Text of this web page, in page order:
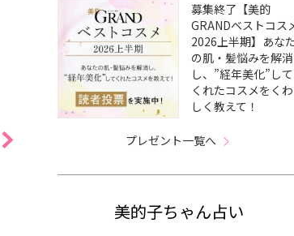
【ハウス オブ ローゼ×ク
リスマスコフレ2026】発
売日＆予約日は？｜今年
もムーミンコラボが実
ケアアイテムはギフトに
【ミラノコレクション×
クリスマスコフレ2026】
「フェースアップパウダ
ー２０２７」はスワロフ
らめく特別デザイン！ド
時発売
募集終了【美的
GRANDベストコス
2026上半期】あな
の肌・髪悩みを解消
し、”経年美化”して
くれたコスメをくわ
しく教えて！
プレゼント一覧へ
美的子ちゃん占い